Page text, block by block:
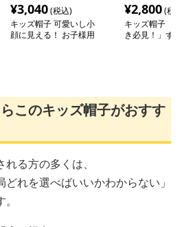
¥3,040(税込)
キッズ帽子 可愛いし小
顔に見える！ お子様用
¥2,800(税
キッズ帽子 「
き必見！」ず
このキッズ帽子がおすす
れる方の多くは、
どれを選べばいいかわからない」